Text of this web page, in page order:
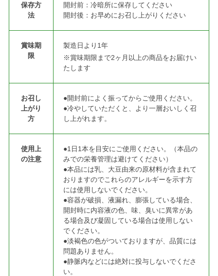
保存方
法
開封前：冷暗所に保存してください
開封後：お早めにお召し上がりください
賞味期
限
製造日より1年
※賞味期限まで2ヶ月以上の商品をお届けい
たします
お召し
上がり
方
●開封前によく振ってからご使用ください。
●冷やしていただくと、より一層おいしく召
し上がれます。
使用上
の注意
●1日1本を目安にご使用ください。（本品の
みでの栄養管理は避けてください）
●本品には乳、大豆由来の原材料が含まれて
おりますのでこれらのアレルギーを示す方
には使用しないでください。
●容器が破損、液漏れ、膨張している場合、
開封時に内容液の色、味、臭いに異常があ
る場合及び凝固している場合は使用しない
でください。
●淡褐色の色がついておりますが、品質には
問題ありません。
●静脈内などには絶対に投与しないでくださ
い。